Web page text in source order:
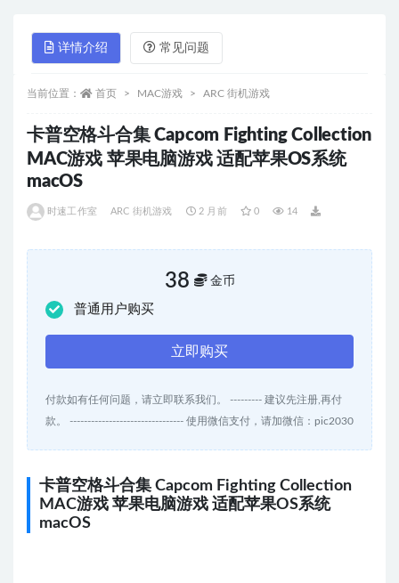
详情介绍 常见问题
当前位置： 首页 MAC游戏 ARC 街机游戏
卡普空格斗合集 Capcom Fighting Collection
MAC游戏 苹果电脑游戏 适配苹果OS系统
macOS
时速工作室 ARC 街机游戏 2 月前 0 14
38 金币
普通用户购买
立即购买
付款如有任何问题，请立即联系我们。 --------- 建议先注册,再付
款。 -------------------------------- 使用微信支付，请加微信：pic2030
卡普空格斗合集 Capcom Fighting Collection
MAC游戏 苹果电脑游戏 适配苹果OS系统
macOS